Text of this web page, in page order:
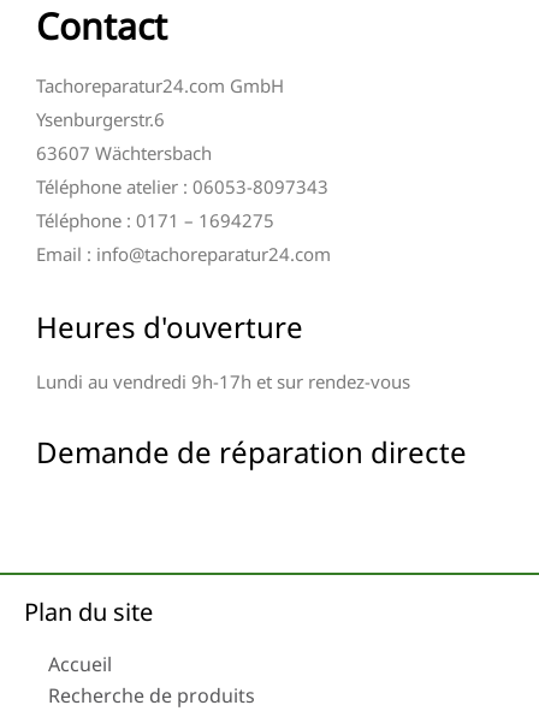
Contact
Tachoreparatur24.com GmbH
Ysenburgerstr.6
63607 Wächtersbach
Téléphone atelier : 06053-8097343
Téléphone : 0171 – 1694275
Email : info@tachoreparatur24.com
Heures d'ouverture
Lundi au vendredi 9h-17h et sur rendez-vous
Demande de réparation directe
Plan du site
Accueil
Recherche de produits